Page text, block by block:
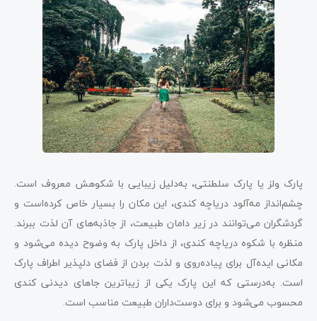
پارک ولز یا پارک سلطنتی، به‌دلیل‌ زیبایی با شکوهش معروف است.
چشم‌انداز مه‌آلود دریاچه کندی، این مکان را بسیار خاص کرده‌‌است و
گردشگران می‌توانند در زیر دامان طبیعت، از جاذبه‌های آن لذت ببرند.
منظره با شکوه دریاچه کندی، از داخل پارک به وضوح دیده می‌شود و
مکانی ایده‌آل برای پیاده‌روی و لذت بردن از فضای دلپذیر اطراف پارک
است. به‌درستی که این پارک یکی از زیباترین جاهای دیدنی کندی
محسوب می‌شود و برای دوست‌داران طبیعت مناسب است.